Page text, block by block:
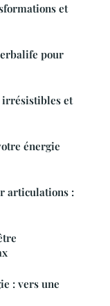
et
pour
irrésistibles et
énergie
articulations :
: vers une